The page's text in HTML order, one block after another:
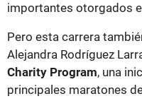
importantes otorgados
Pero esta carrera
Alejandra Rodríguez
Charity Program, una
principales maratones